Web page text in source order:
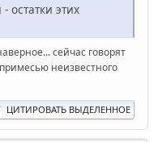
остатки этих
сейчас говорят
неизвестного
ЦИТИРОВАТЬ ВЫДЕЛЕННОЕ